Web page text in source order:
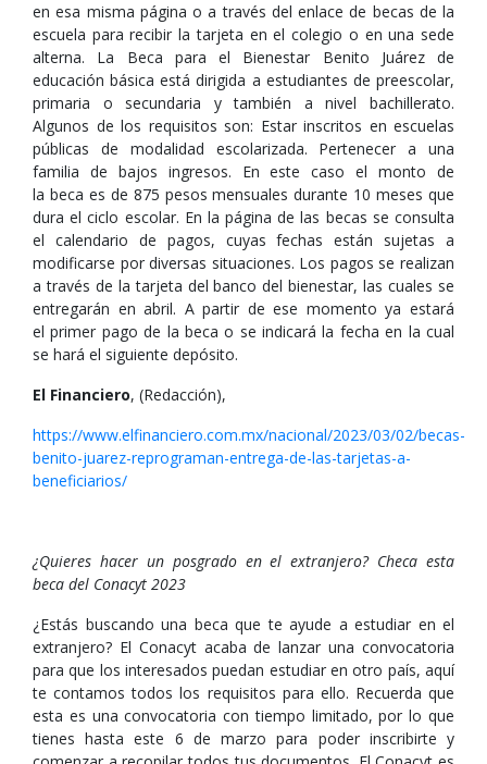
en esa misma página o a través del enlace de becas de la
escuela para recibir la tarjeta en el colegio o en una sede
alterna. La Beca para el Bienestar Benito Juárez de
educación básica está dirigida a estudiantes de preescolar,
primaria o secundaria y también a nivel bachillerato.
Algunos de los requisitos son: Estar inscritos en escuelas
públicas de modalidad escolarizada. Pertenecer a una
familia de bajos ingresos. En este caso el monto de
la beca es de 875 pesos mensuales durante 10 meses que
dura el ciclo escolar. En la página de las becas se consulta
el calendario de pagos, cuyas fechas están sujetas a
modificarse por diversas situaciones. Los pagos se realizan
a través de la tarjeta del banco del bienestar, las cuales se
entregarán en abril. A partir de ese momento ya estará
el primer pago de la beca o se indicará la fecha en la cual
se hará el siguiente depósito.
El Financiero, (Redacción),
https://www.elfinanciero.com.mx/nacional/2023/03/02/becas-
benito-juarez-reprograman-entrega-de-las-tarjetas-a-
beneficiarios/
¿Quieres hacer un posgrado en el extranjero? Checa esta
beca del Conacyt 2023
¿Estás buscando una beca que te ayude a estudiar en el
extranjero? El Conacyt acaba de lanzar una convocatoria
para que los interesados puedan estudiar en otro país, aquí
te contamos todos los requisitos para ello. Recuerda que
esta es una convocatoria con tiempo limitado, por lo que
tienes hasta este 6 de marzo para poder inscribirte y